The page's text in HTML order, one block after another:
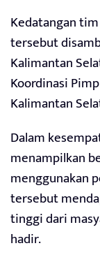
Kedatangan
tersebut
Kalimantan
Koordinasi
Kalimantan
Dalam
menampilkan
menggunakan
tersebut
tinggi dari
hadir.